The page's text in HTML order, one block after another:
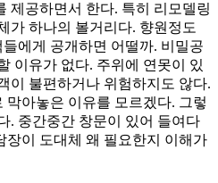
제공하면서 한다. 특히 리모델링
가 하나의 볼거리다. 향원정도
에게 공개하면 어떨까. 비밀공
이유가 없다. 주위에 연못이 있
이 불편하거나 위험하지도 않다.
아놓은 이유를 모르겠다. 그렇
. 중간중간 창문이 있어 들여다
장이 도대체 왜 필요한지 이해가